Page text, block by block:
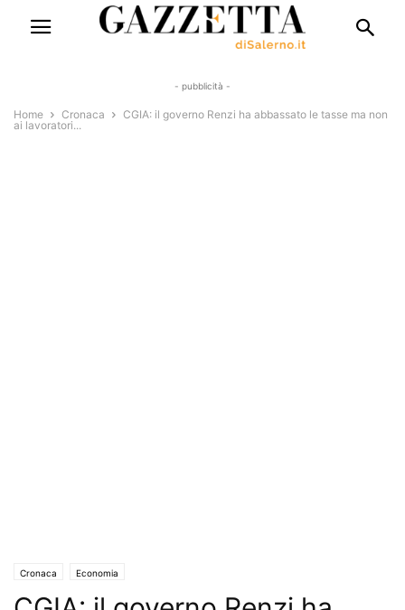
- pubblicità -
Home Cronaca
CGIA: il governo Renzi ha abbassato le tasse ma non
ai lavoratori...
Cronaca Economia